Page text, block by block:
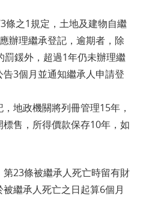
條之1規定，土地及建物自繼
辦理繼承登記，逾期者，除
鍰外，超過1年仍未辦理繼
3個月並通知繼承人申請登
地政機關將列冊管理15年，
售，所得價款保存10年，如
23條被繼承人死亡時留有財
繼承人死亡之日起算6個月